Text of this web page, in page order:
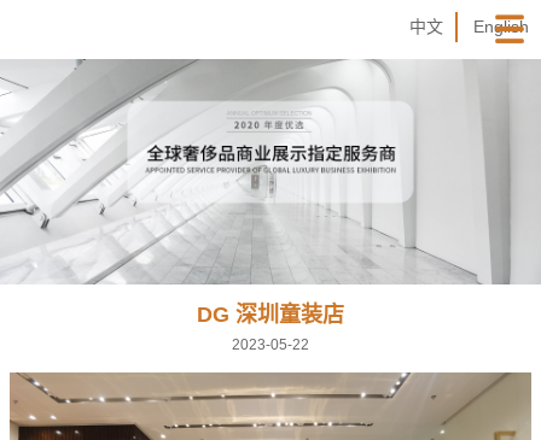
中文 English
DG 深圳童装店
2023-05-22